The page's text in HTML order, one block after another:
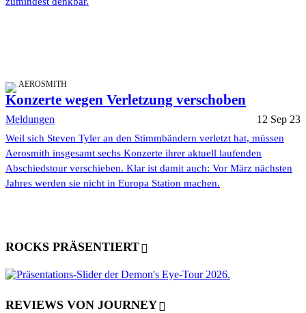
AEROSMITH
Konzerte wegen Verletzung verschoben
Meldungen 12 Sep 23
Weil sich Steven Tyler an den Stimmbändern verletzt hat, müssen
Aerosmith insgesamt sechs Konzerte ihrer aktuell laufenden
Abschiedstour verschieben. Klar ist damit auch: Vor März nächsten
Jahres werden sie nicht in Europa Station machen.
ROCKS PRÄSENTIERT
REVIEWS VON JOURNEY